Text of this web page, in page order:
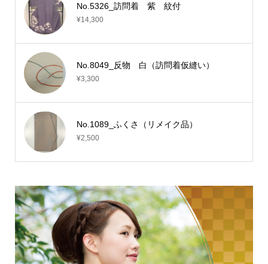
No.5326_訪問着 紫 紋付
¥14,300
No.8049_反物 白（訪問着仮縫い）
¥3,300
No.1089_ふくさ（リメイク品）
¥2,500